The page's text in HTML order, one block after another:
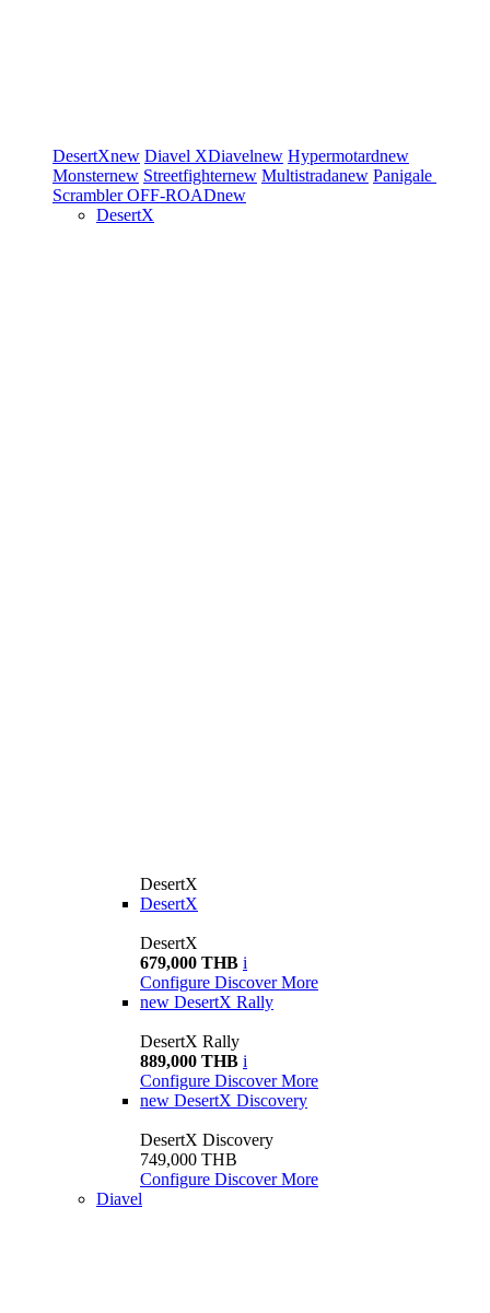
DesertXnew Diavel XDiavelnew Hypermotardnew
Monsternew Streetfighternew Multistradanew Panigale
ScramblerOFF-ROADnew
DesertX
DesertX
DesertX
DesertX
679,000 THB i
Configure Discover More
new DesertX Rally
DesertX Rally
889,000 THB i
Configure Discover More
new DesertX Discovery
DesertX Discovery
749,000 THB
Configure Discover More
Diavel